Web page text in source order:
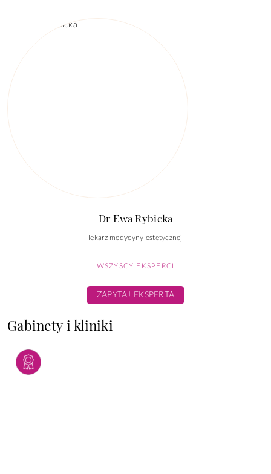
Dr Ewa Rybicka
lekarz medycyny estetycznej
WSZYSCY EKSPERCI
ZAPYTAJ EKSPERTA
Gabinety i kliniki